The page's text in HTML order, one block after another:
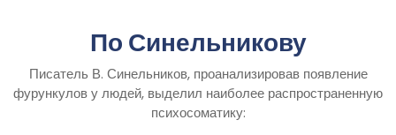
По Синельникову
Писатель В. Синельников, проанализировав появление
фурункулов у людей, выделил наиболее распространенную
психосоматику: